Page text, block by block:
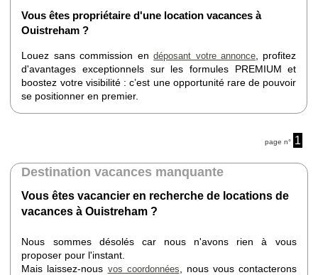
Vous êtes propriétaire d'une location vacances à
Ouistreham ?
Louez sans commission endéposant votre annonce , profitez
d'avantages exceptionnels sur les formules PREMIUM et
boostez votre visibilité : c’est une opportunité rare de pouvoir
se positionner en premier.
page n° 1
Destination vacances manquante
Vous êtes vacancier en recherche de locations de
vacances à Ouistreham ?
Nous sommes désolés car nous n'avons rien à vous
proposer pour l'instant.
Mais laissez-nous vos coordonnées , nous vous contacterons